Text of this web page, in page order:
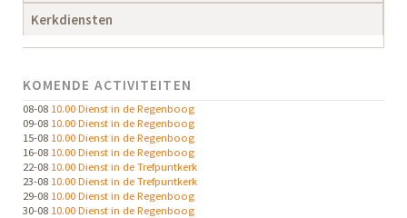
Kerkdiensten
KOMENDE ACTIVITEITEN
08-08 10.00 Dienst in de Regenboog
09-08 10.00 Dienst in de Regenboog
15-08 10.00 Dienst in de Regenboog
16-08 10.00 Dienst in de Regenboog
22-08 10.00 Dienst in de Trefpuntkerk
23-08 10.00 Dienst in de Trefpuntkerk
29-08 10.00 Dienst in de Regenboog
30-08 10.00 Dienst in de Regenboog